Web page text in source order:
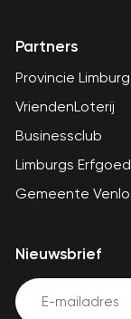
Partners
Provincie Limburg
VriendenLoterij
Businessclub
Limburgs Erfgoed
Gemeente Venlo
Nieuwsbrief
Email
(Vereist)